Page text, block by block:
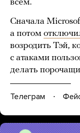
всем.
Сначала
а потом
возродить Тэй,
с атаками
делать
Телеграм